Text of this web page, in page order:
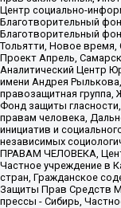
Центр социально-
Благотворительный
Благотворительный
Тольятти, Новое время,
Проект Апрель,
Аналитический Центр
имени Андрея
правозащитная группа,
Фонд защиты
правам человека,
инициатив и
независимых
ПРАВАМ ЧЕЛОВЕКА,
Частное учреждение в
стран, Гражданское
Защиты Прав Средств
прессы - Сибирь,